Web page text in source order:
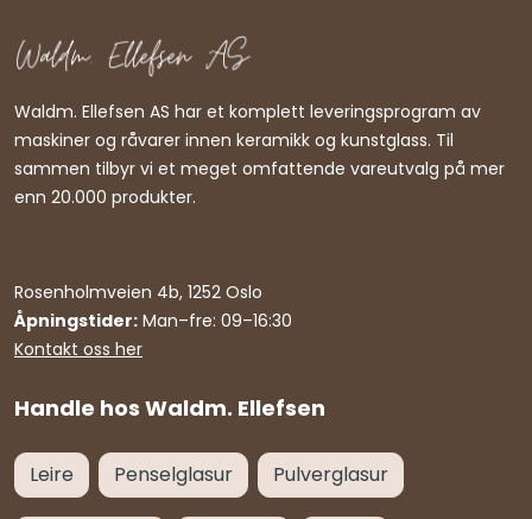
Handle hos Waldm. Ellefsen
Waldm. Ellefsen AS har et komplett leveringsprogram av
maskiner og råvarer innen keramikk og kunstglass. Til
sammen tilbyr vi et meget omfattende vareutvalg på mer
enn 20.000 produkter.
Rosenholmveien 4b, 1252 Oslo
Åpningstider: Man–fre: 09–16:30
Kontakt oss her
Leire Penselglasur Pulverglasur